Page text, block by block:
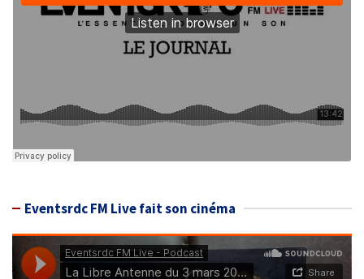
Eventsrdc FM Live fait son cinéma